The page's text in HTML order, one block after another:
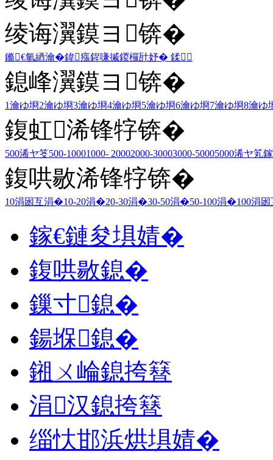
绫诲瀷鏌ヨ锛�
鏅€氫綇瀹�鍏瘬鍟嗛摵鍐欏瓧妤� 鍒
鎴峰瀷鏌ヨ锛�
1瀹ゆ埛2瀹ゆ埛3瀹ゆ埛4瀹ゆ埛5瀹ゆ埛6瀹ゆ埛7瀹ゆ埛8瀹ゆ
鍑虹浠锋牸锛�
500浠ヤ笅500-10001000- 20002000-30003000-50005000浠ヤ笂
鍑哄敭浠锋牸锛�
10涓囦互涓�10-20涓�20-30涓�30-50涓�50-100涓�100涓
鎵€鏈夋埧婧�
鍑哄敭鎴�
鏁寸鎴�
鍚堢鎴�
鎺ㄨ崘鎴挎簮
涓汉鎴挎簮
缁忕邯浜烘埧婧�